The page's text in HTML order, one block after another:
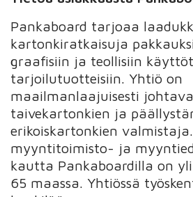
Pankaboard tarjoaa
kartonkiratkaisuja
graafisiin ja teollisiin
tarjoilutuotteisiin. Yhtiö on
maailmanlaajuisesti
taivekartonkien ja
erikoiskartonkien
myyntitoimisto- ja
kautta Pankaboardilla on
65 maassa. Yhtiössä